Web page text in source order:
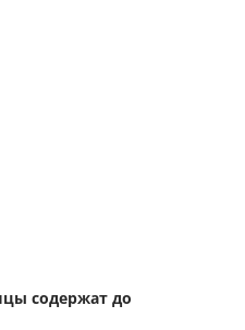
содержат до